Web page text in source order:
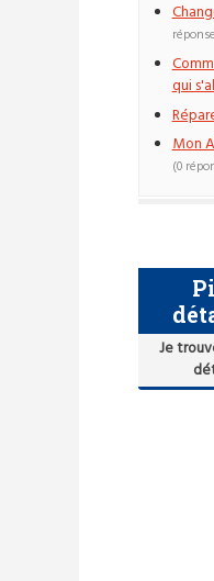
qui
Mon
(0
Je